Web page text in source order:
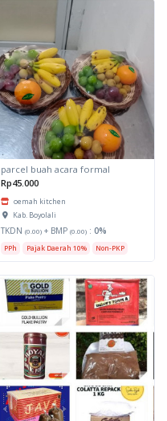
parcel buah acara formal
Rp45.000
oemah kitchen
Kab. Boyolali
TKDN (0.00) + BMP (0.00) : 0%
PPh Pajak Daerah 10% Non-PKP